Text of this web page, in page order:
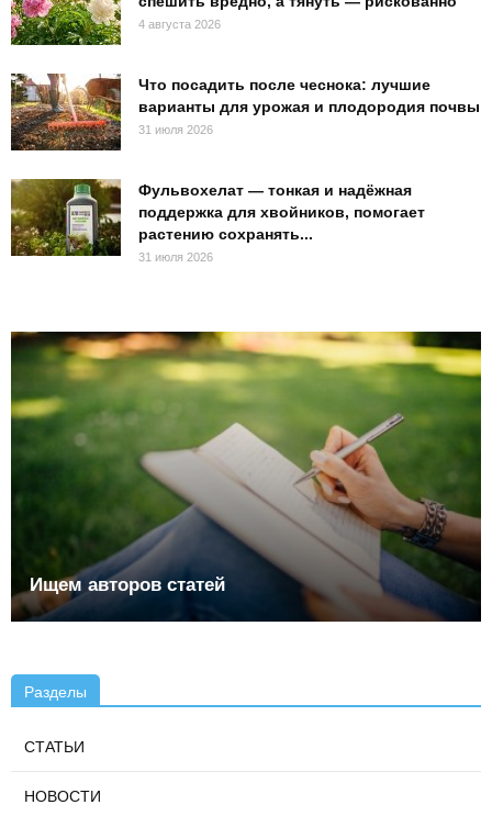
4 августа 2026
Что посадить после чеснока: лучшие
варианты для урожая и плодородия почвы
31 июля 2026
Фульвохелат — тонкая и надёжная
поддержка для хвойников, помогает
растению сохранять...
31 июля 2026
Ищем авторов статей
Разделы
СТАТЬИ
НОВОСТИ